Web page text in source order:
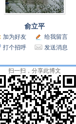
俞立平
加为好友
给我留言
打个招呼
发送消息
扫一扫，分享此博文